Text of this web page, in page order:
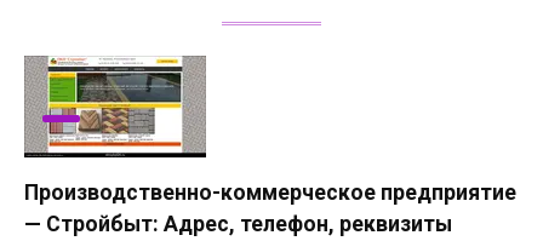
Производственно-коммерческое предприятие
— Стройбыт: Адрес, телефон, реквизиты